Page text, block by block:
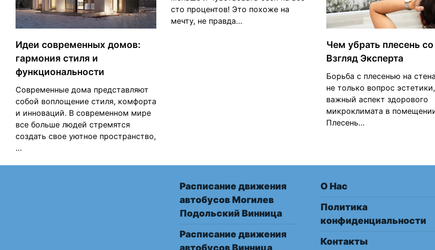
Идеи современных домов:
гармония стиля и
функциональности
Современные дома представляют
собой воплощение стиля, комфорта
и инноваций. В современном мире
все больше людей стремятся
создать свое уютное пространство,
…
сто процентов! Это похоже на
мечту, не правда…
Чем убрать плесень со
Взгляд Эксперта
Борьба с плесенью на
не только вопрос
важный аспект здорового
микроклимата в
Плесень…
Расписание движения
автобусов Могилев
Подольский Винница
Расписание движения
О Нас
Политика
конфиденциальности
Контакты